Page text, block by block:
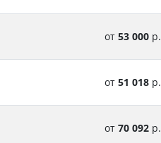
от 53 000р.
от 51 018р.
от 70 092р.